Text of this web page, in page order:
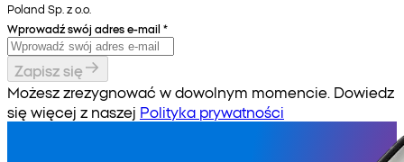
Poland Sp. z o.o.
Wprowadź swój adres e-mail *
Zapisz się
Możesz zrezygnować w dowolnym momencie. Dowiedz
się więcej z naszej Polityka prywatności